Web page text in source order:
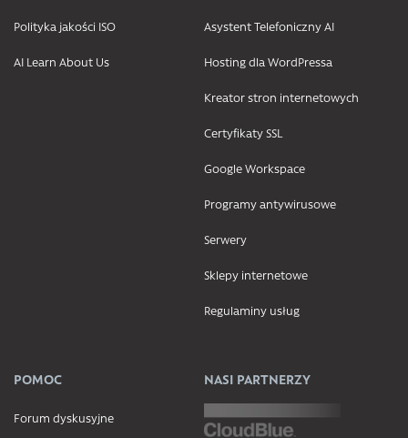
Polityka jakości ISO
AI Learn About Us
Asystent Telefoniczny AI
Hosting dla WordPressa
Kreator stron internetowych
Certyfikaty SSL
Google Workspace
Programy antywirusowe
Serwery
Sklepy internetowe
Regulaminy usług
POMOC
Forum dyskusyjne
NASI PARTNERZY